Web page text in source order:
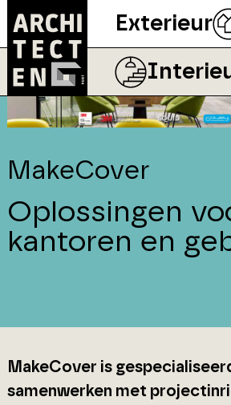
Exterieur
MakeCover
Oplossingen
kantoren en
MakeCover is
samenwerken met